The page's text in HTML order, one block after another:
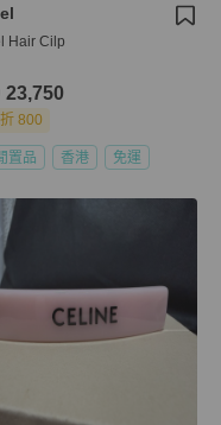
Hair Cilp
23,750
800
置品 香港 免運